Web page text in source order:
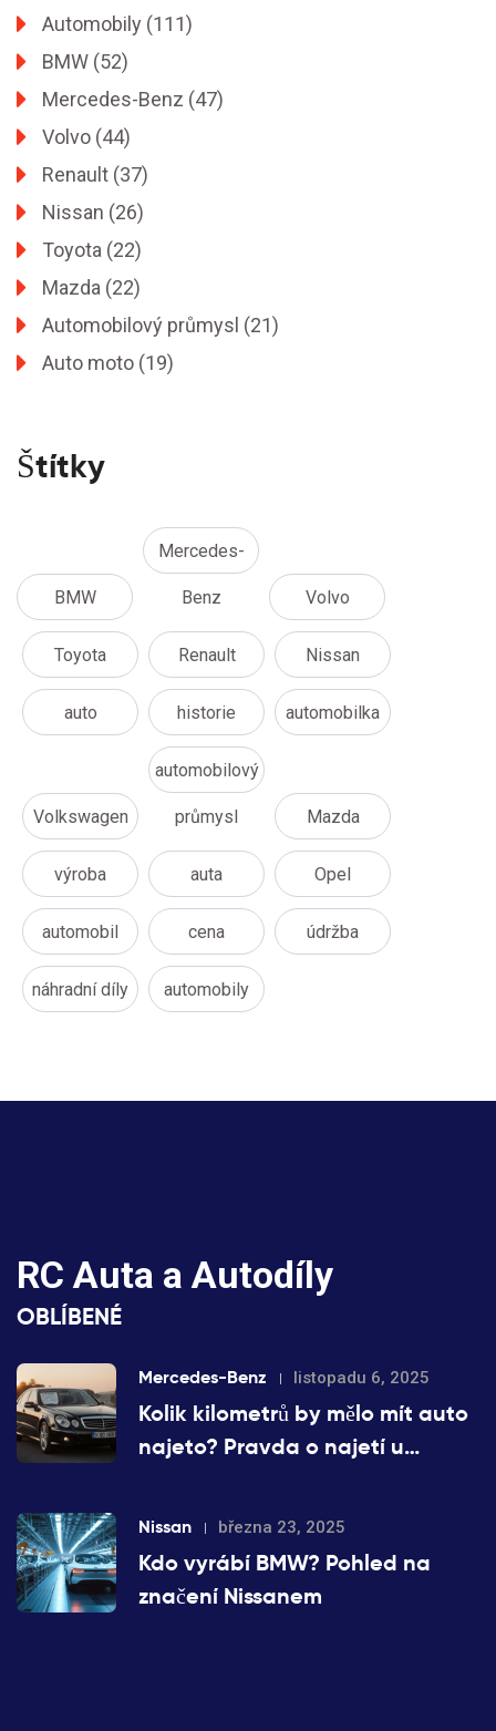
Automobily (111)
BMW (52)
Mercedes-Benz (47)
Volvo (44)
Renault (37)
Nissan (26)
Toyota (22)
Mazda (22)
Automobilový průmysl (21)
Auto moto (19)
Štítky
BMW
Mercedes-
Benz Volvo
Toyota Renault Nissan
auto historie automobilka
Volkswagen
automobilový
průmysl Mazda
výroba auta Opel
automobil cena údržba
náhradní díly automobily
RC Auta a Autodíly
OBLÍBENÉ
Mercedes-Benz listopadu 6, 2025
Kolik kilometrů by mělo mít auto
najeto? Pravda o najetí u
Nissan března 23, 2025
Kdo vyrábí BMW? Pohled na
značení Nissanem